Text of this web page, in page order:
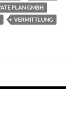
PLAN GMBH
VERMITTLUNG